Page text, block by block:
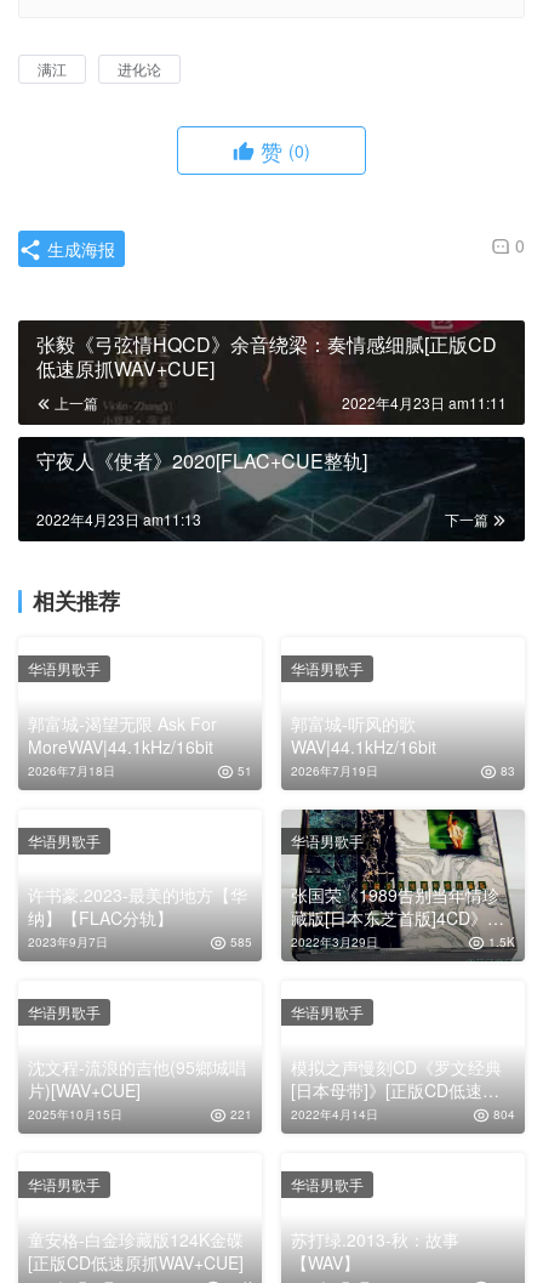
满江 进化论
赞 (0)
0
生成海报
张毅《弓弦情HQCD》余音绕梁：奏情感细腻[正版CD
低速原抓WAV+CUE]
上一篇 2022年4月23日 am11:11
守夜人《使者》2020[FLAC+CUE整轨]
下一篇
2022年4月23日 am11:13
相关推荐
郭富城-渴望无限 Ask For
MoreWAV|44.1kHz/16bit
2026年7月18日 51
华语男歌手
郭富城-听风的歌
WAV|44.1kHz/16bit
2026年7月19日 83
华语男歌手
许书豪.2023-最美的地方【华
纳】【FLAC分轨】
2023年9月7日 585
华语男歌手
张国荣《1989告别当年情珍
藏版[日本东芝首版]4CD》
[WAV整轨]
2022年3月29日 1.5K
华语男歌手
沈文程-流浪的吉他(95鄉城唱
片)[WAV+CUE]
2025年10月15日 221
华语男歌手
模拟之声慢刻CD《罗文经典
[日本母带]》[正版CD低速原
抓WAV+CUE]
2022年4月14日 804
华语男歌手
童安格-白金珍藏版124K金碟
[正版CD低速原抓WAV+CUE]
华语男歌手
苏打绿.2013-秋：故事
【WAV】
华语男歌手